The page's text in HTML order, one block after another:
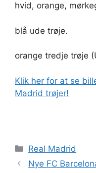
hvid, orange,
blå ude trøje.
orange tredje trøje
Klik her for at se
Madrid trøjer!
Kategorier
Real Madrid
Nye FC